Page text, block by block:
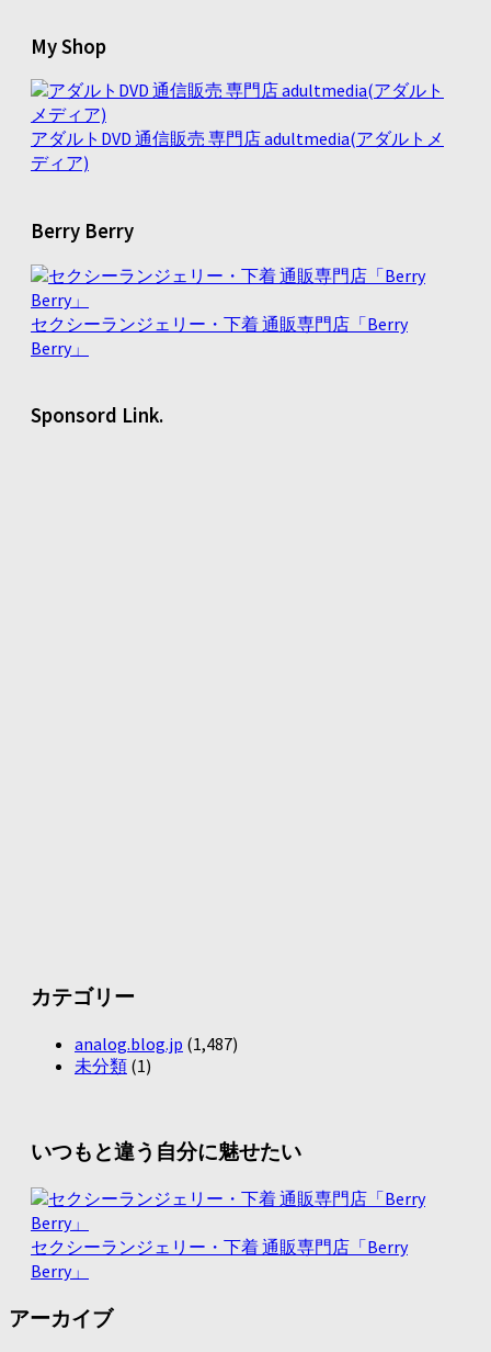
My Shop
アダルトDVD 通信販売 専門店 adultmedia(アダルトメ
ディア)
Berry Berry
セクシーランジェリー・下着 通販専門店「Berry
Berry」
Sponsord Link.
カテゴリー
analog.blog.jp (1,487)
未分類 (1)
いつもと違う自分に魅せたい
セクシーランジェリー・下着 通販専門店「Berry
Berry」
アーカイブ